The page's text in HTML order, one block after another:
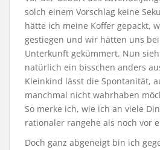
solch einem Vorschlag keine
hätte ich meine Koffer gepackt,
gestiegen und wir hätten uns
Unterkunft gekümmert. Nun
natürlich ein bisschen anders
Kleinkind lässt die Spontanität,
manchmal nicht wahrhaben
So merke ich, wie ich an viele
rationaler rangehe als noch vor
Doch ganz abgeneigt bin ich